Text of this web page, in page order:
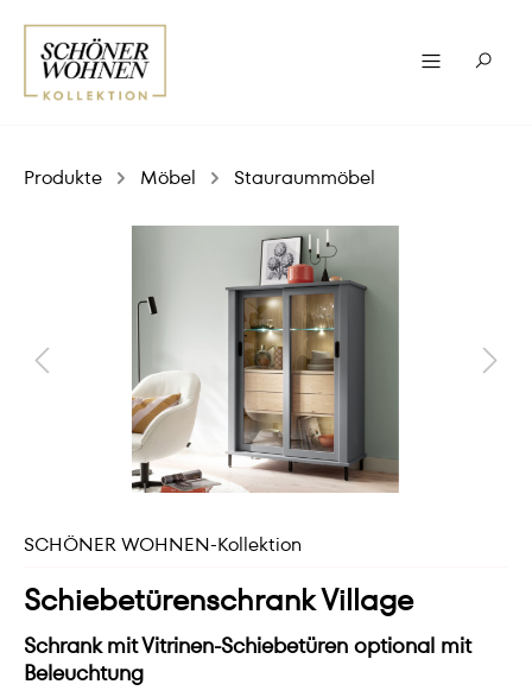
Produkte Möbel Stauraummöbel
SCHÖNER WOHNEN-Kollektion
Schiebetürenschrank Village
Schrank mit Vitrinen-Schiebetüren optional mit
Beleuchtung